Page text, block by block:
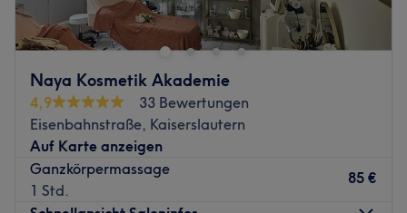
Naya Kosmetik Akademie
4,9
33 Bewertungen
Eisenbahnstraße, Kaiserslautern
Auf Karte anzeigen
Ganzkörpermassage
1 Std.
85 €